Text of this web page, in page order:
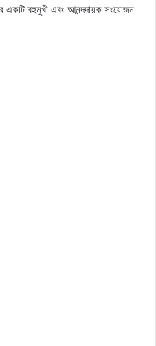
একটি বহুমুখী এবং আনন্দদায়ক সংযোজন